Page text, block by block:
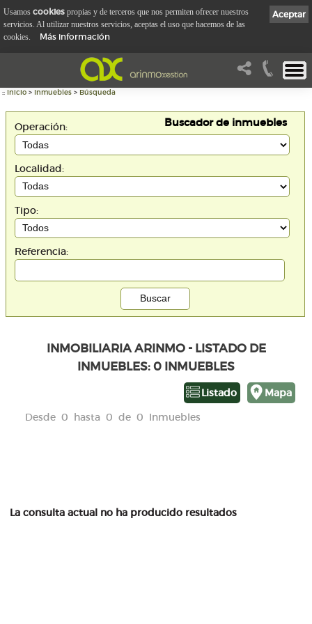
:: Inicio > Inmuebles > Búsqueda
Buscador de inmuebles
Operación:
Localidad:
Tipo:
Referencia:
INMOBILIARIA ARINMO - LISTADO DE
INMUEBLES: 0 INMUEBLES
Mapa
Listado
Desde 0 hasta 0 de 0 Inmuebles
La consulta actual no ha producido resultados
Aceptar
Usamos cookies propias y de terceros que nos permiten ofrecer nuestros
servicios. Al utilizar nuestros servicios, aceptas el uso que hacemos de las
cookies.
Más información